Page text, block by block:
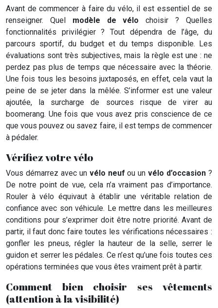
Avant de commencer à faire du vélo, il est essentiel de se
renseigner. Quel modèle de vélo choisir ? Quelles
fonctionnalités privilégier ? Tout dépendra de l’âge, du
parcours sportif, du budget et du temps disponible. Les
évaluations sont très subjectives, mais la règle est une : ne
perdez pas plus de temps que nécessaire avec la théorie.
Une fois tous les besoins juxtaposés, en effet, cela vaut la
peine de se jeter dans la mêlée. S’informer est une valeur
ajoutée, la surcharge de sources risque de virer au
boomerang. Une fois que vous avez pris conscience de ce
que vous pouvez ou savez faire, il est temps de commencer
à pédaler.
Vérifiez votre vélo
Vous démarrez avec un vélo neuf ou unvélo d’occasion ?
De notre point de vue, cela n’a vraiment pas d’importance.
Rouler à vélo équivaut à établir une véritable relation de
confiance avec son véhicule. Le mettre dans les meilleures
conditions pour s’exprimer doit être notre priorité. Avant de
partir, il faut donc faire toutes les vérifications nécessaires :
gonfler les pneus, régler la hauteur de la selle, serrer le
guidon et serrer les pédales. Ce n’est qu’une fois toutes ces
opérations terminées que vous êtes vraiment prêt à partir.
Comment bien choisir ses vêtements
(attention à la visibilité)